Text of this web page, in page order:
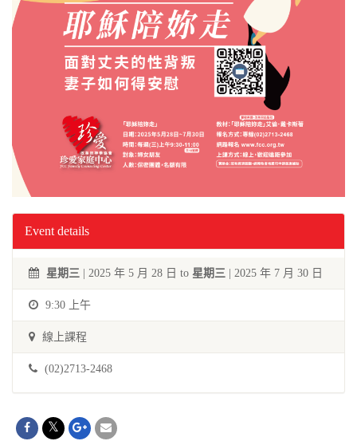
Event details
星期三 | 2025 年 5 月 28 日 to 星期三 | 2025 年 7 月 30 日
9:30 上午
線上課程
(02)2713-2468